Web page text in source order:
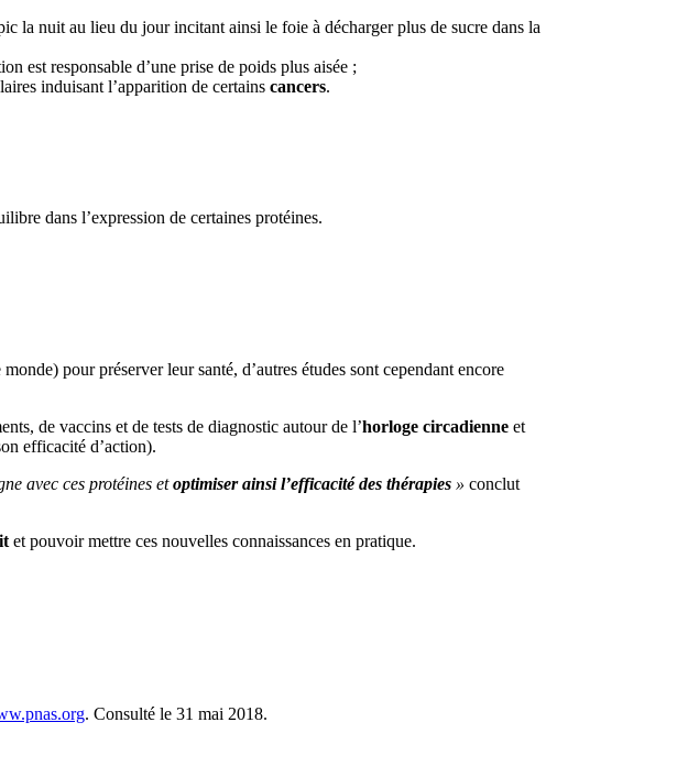
la nuit au lieu du jour incitant ainsi le foie à décharger plus de sucre dans la
est responsable d’une prise de poids plus aisée ;
induisant l’apparition de certains cancers.
dans l’expression de certaines protéines.
pour préserver leur santé, d’autres études sont cependant encore
de vaccins et de tests de diagnostic autour de l’horloge circadienneet
efficacité d’action).
avec ces protéines etoptimiser ainsi l’efficacité des thérapies» conclut
et pouvoir mettre ces nouvelles connaissances en pratique.
. Consulté le 31 mai 2018.